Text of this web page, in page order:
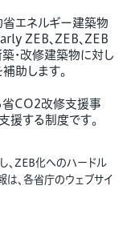
エネルギー建築物
ZEB、ZEB、ZEB
・改修建築物に対し
助します。
省CO2改修支援事
援する制度です。
、ZEB化へのハードル
、各省庁のウェブサイ